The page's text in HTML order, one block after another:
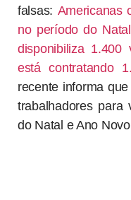
falsas: Americanas
no período do
disponibiliza 1.400
está contratando
recente informa
trabalhadores para
do Natal e Ano